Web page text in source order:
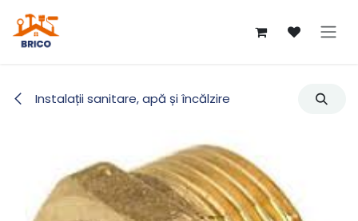
Instalații sanitare, apă și încălzire